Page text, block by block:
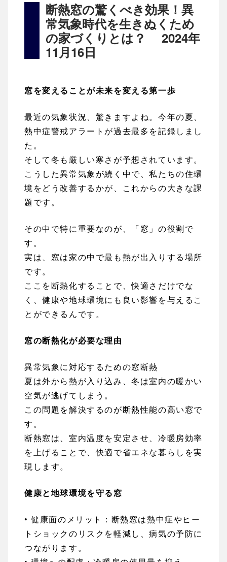
断熱窓の驚くべき効果！異
常気象時代を生きぬくため
の家づくりとは？ 2024年
11月16日
窓を変えることが未来を変える第一歩
最近の気象状況、驚きますよね。今年の夏、
熱中症警戒アラートが過去最多を記録しまし
た。
そして冬も厳しい寒さが予想されています。
こうした異常気象が続く中で、私たちの住環
境をどう改善するかが、これからの大きな課
題です。
その中で特に重要なのが、「窓」の役割で
す。
実は、窓は家の中で最も熱が出入りする場所
です。
ここを断熱化することで、快適さだけでな
く、健康や地球環境にも良い影響を与えるこ
とができるんです。
窓の断熱化が必要な理由
異常気象に対応するための窓断熱
夏は外から熱が入り込み、冬は室内の暖かい
空気が逃げてしまう。
この問題を解決するのが断熱性能の高い窓で
す。
断熱窓は、室内温度を安定させ、冷暖房効率
を上げることで、快適で省エネな暮らしを実
現します。
健康と地球環境を守る窓
• 健康面のメリット：断熱窓は熱中症やヒー
トショックのリスクを軽減し、病気の予防に
つながります。